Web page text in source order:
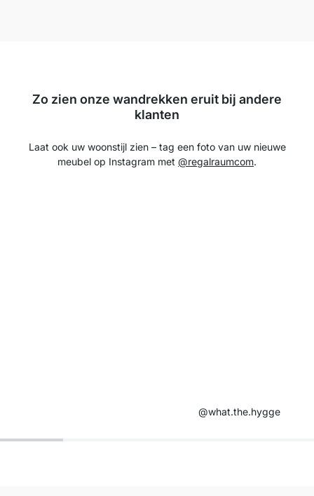
Zo zien onze wandrekken eruit bij andere
klanten
Laat ook uw woonstijl zien – tag een foto van uw nieuwe
meubel op Instagram met @regalraumcom.
@what.the.hygge